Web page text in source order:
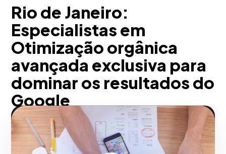
Rio de Janeiro:
Especialistas em
Otimização orgânica
avançada exclusiva para
dominar os resultados do
Google
Em Rio de Janeiro, convertemos tráfego
orgânico em clientes reais. Não